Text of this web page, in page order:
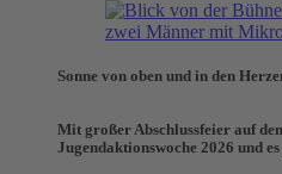
Sonne von oben und in den
Mit großer Abschlussfeier auf
Jugendaktionswoche 2026 und